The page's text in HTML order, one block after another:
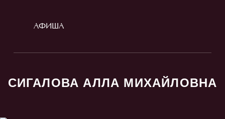
АФИША
СИГАЛОВА АЛЛА МИХАЙЛОВНА